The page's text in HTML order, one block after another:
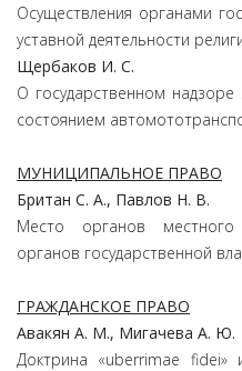
Осуществления органами
уставной деятельности
Щербаков И. С.
О государственном надзоре
состоянием
МУНИЦИПАЛЬНОЕ ПРАВО
Британ С. А., Павлов Н. В.
Место органов
органов государственной
ГРАЖДАНСКОЕ ПРАВО
Авакян А. М., Мигачева А. Ю.
Доктрина «uberrimae